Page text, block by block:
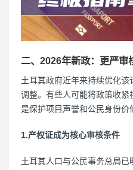
二、2026年新政：更严审
土耳其政府近年来持续优化
调整。有些人可能将政策收
是保护项目声誉和公民身份价
1.产权证成为核心审核条件
土耳其人口与公民事务总局